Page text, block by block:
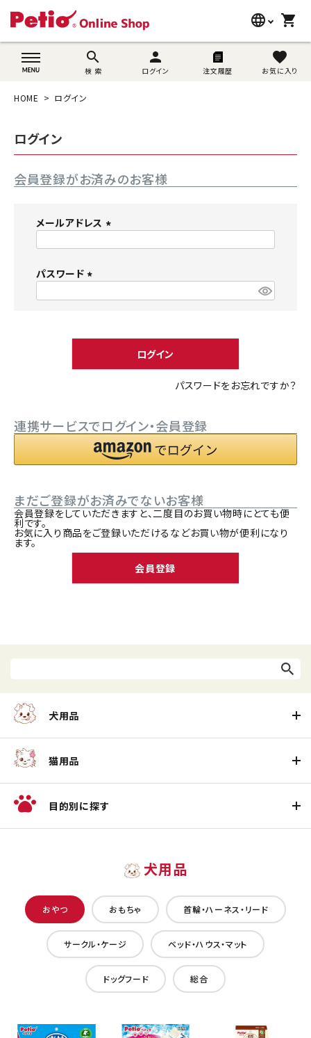
language
wovn-lang-name
shopping_cart
search
検 索
person
ログイン 注文履歴
favorite
お気に入り
search
うさぎ用品
ブランド別に探す
目的別に探す
SNS
ようこそ ゲスト 様
person 新規会員登録
HOME ログイン
ログイン
会員登録がお済みのお客様
メールアドレス
パスワード
)
ログイン
パスワードをお忘れですか？
連携サービスでログイン・会員登録
まだご登録がお済みでないお客様
会員登録をしていただきますと、二度目のお買い物時にとても便
利です。
お気に入り商品をご登録いただけるなどお買い物が便利になり
ます。
会員登録
犬用品
猫用品
目的別に探す
犬用品
おやつ おもちゃ 首輪・ハーネス・リード
サークル・ケージ ベッド・ハウス・マット
ドッグフード 総合